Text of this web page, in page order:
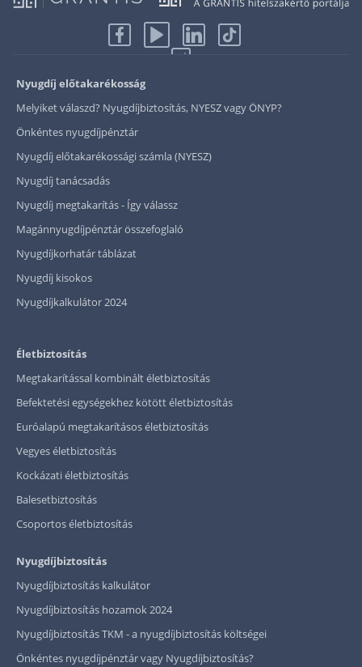
Nyugdíj előtakarékosság
Melyiket válaszd? Nyugdíjbiztosítás, NYESZ vagy ÖNYP?
Önkéntes nyugdíjpénztár
Nyugdíj előtakarékossági számla (NYESZ)
Nyugdíj tanácsadás
Nyugdíj megtakarítás - Így válassz
Magánnyugdíjpénztár összefoglaló
Nyugdíjkorhatár táblázat
Nyugdíj kisokos
Nyugdíjkalkulátor 2024
Életbiztosítás
Megtakarítással kombinált életbiztosítás
Befektetési egységekhez kötött életbiztosítás
Euróalapú megtakarításos életbiztosítás
Vegyes életbiztosítás
Kockázati életbiztosítás
Balesetbiztosítás
Csoportos életbiztosítás
Nyugdíjbiztosítás
Nyugdíjbiztosítás kalkulátor
Nyugdíjbiztosítás hozamok 2024
Nyugdíjbiztosítás TKM - a nyugdíjbiztosítás költségei
Önkéntes nyugdíjpénztár vagy Nyugdíjbiztosítás?